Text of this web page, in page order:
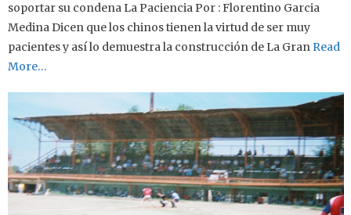
soportar su condena La Paciencia Por : Florentino Garcia
Medina Dicen que los chinos tienen la virtud de ser muy
pacientes y así lo demuestra la construcción de La Gran Read
More…